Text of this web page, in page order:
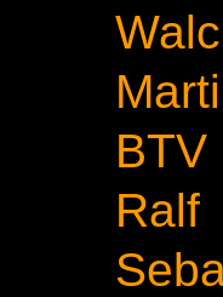
BTV